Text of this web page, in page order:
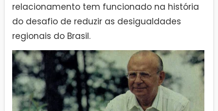
relacionamento tem funcionado na história
do desafio de reduzir as desigualdades
regionais do Brasil.